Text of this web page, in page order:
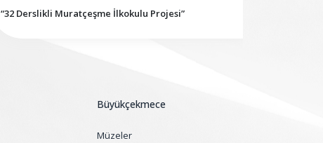
“32 Derslikli Muratçeşme İlkokulu Projesi”
Büyükçekmece
Müzeler